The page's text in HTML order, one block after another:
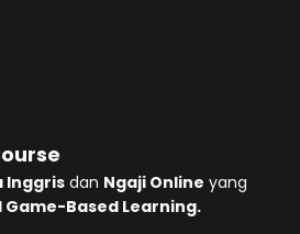
Inggris dan Ngaji Online yang
Game-Based Learning.